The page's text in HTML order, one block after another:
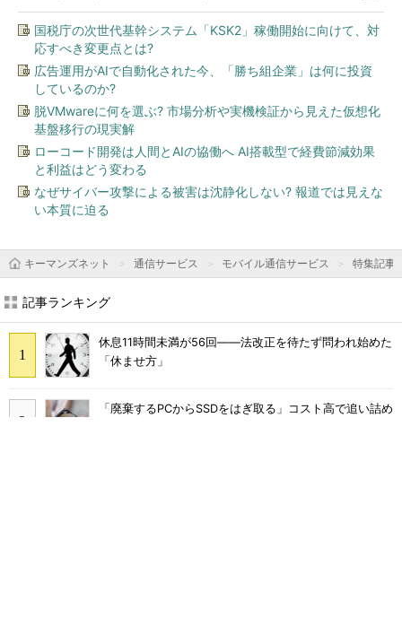
国税庁の次世代基幹システム「KSK2」稼働開始に向けて、対
応すべき変更点とは?
広告運用がAIで自動化された今、「勝ち組企業」は何に投資
しているのか?
脱VMwareに何を選ぶ? 市場分析や実機検証から見えた仮想化
基盤移行の現実解
ローコード開発は人間とAIの協働へ AI搭載型で経費節減効果
と利益はどう変わる
なぜサイバー攻撃による被害は沈静化しない? 報道では見えな
い本質に迫る
キーマンズネット 通信サービス モバイル通信サービス 特集記事
記事ランキング
休息11時間未満が56回――法改正を待たず問われ始めた
「休ませ方」
「廃棄するPCからSSDをはぎ取る」コスト高で追い詰め